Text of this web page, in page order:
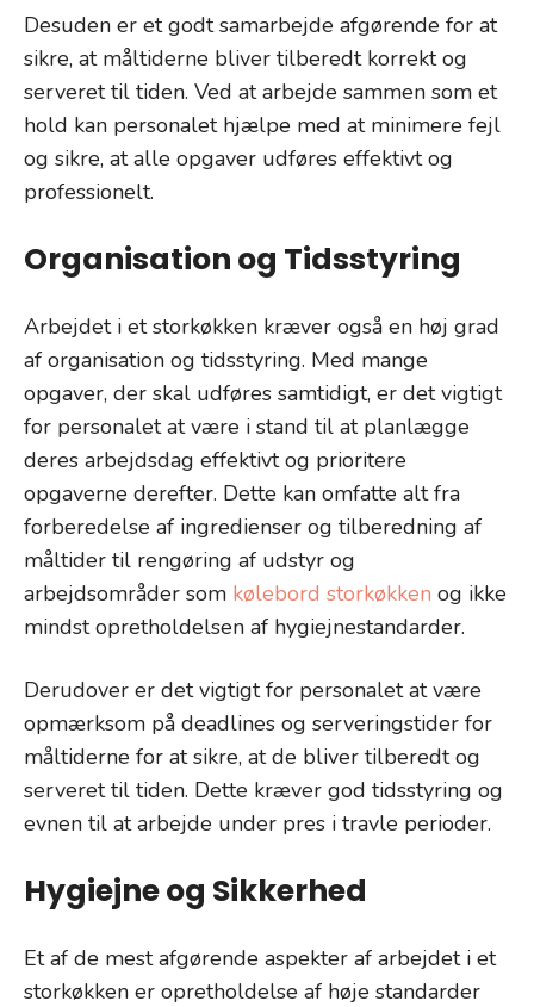
Desuden er et godt samarbejde afgørende for at
sikre, at måltiderne bliver tilberedt korrekt og
serveret til tiden. Ved at arbejde sammen som et
hold kan personalet hjælpe med at minimere fejl
og sikre, at alle opgaver udføres effektivt og
professionelt.
Organisation og Tidsstyring
Arbejdet i et storkøkken kræver også en høj grad
af organisation og tidsstyring. Med mange
opgaver, der skal udføres samtidigt, er det vigtigt
for personalet at være i stand til at planlægge
deres arbejdsdag effektivt og prioritere
opgaverne derefter. Dette kan omfatte alt fra
forberedelse af ingredienser og tilberedning af
måltider til rengøring af udstyr og
arbejdsområder som kølebord storkøkken og ikke
mindst opretholdelsen af hygiejnestandarder.
Derudover er det vigtigt for personalet at være
opmærksom på deadlines og serveringstider for
måltiderne for at sikre, at de bliver tilberedt og
serveret til tiden. Dette kræver god tidsstyring og
evnen til at arbejde under pres i travle perioder.
Hygiejne og Sikkerhed
Et af de mest afgørende aspekter af arbejdet i et
storkøkken er opretholdelse af høje standarder